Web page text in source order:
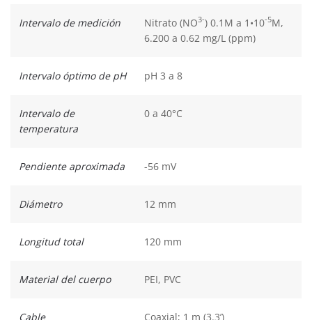
Intervalo de medición Nitrato (NO3-) 0.1M a 1•10-5M,
6.200 a 0.62 mg/L (ppm)
Intervalo óptimo de pH pH 3 a 8
Intervalo de
temperatura
0 a 40°C
Pendiente aproximada -56 mV
Diámetro 12 mm
Longitud total 120 mm
Material del cuerpo PEI, PVC
Cable Coaxial; 1 m (3.3’)